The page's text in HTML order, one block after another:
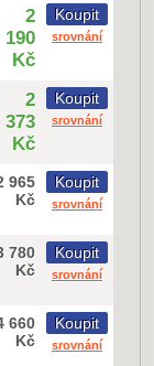
2
190
Kč
Koupit
srovnání
2
373
Kč
Koupit
srovnání
965
Kč
Koupit
srovnání
780
Kč
Koupit
srovnání
660
Kč
Koupit
srovnání